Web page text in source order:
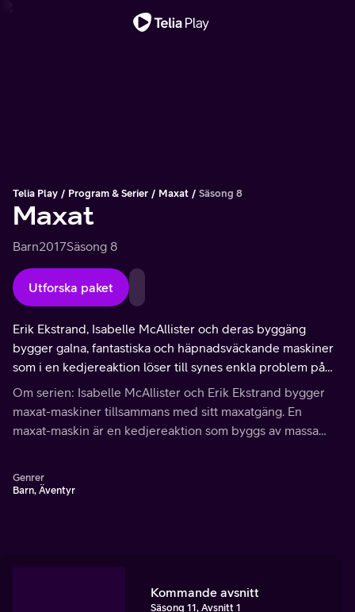
Telia Play Program & Serier Maxat Säsong 8
Maxat
Barn2017Säsong 8
Utforska paket
Erik Ekstrand, Isabelle McAllister och deras byggäng
bygger galna, fantastiska och häpnadsväckande maskiner
som i en kedjereaktion löser till synes enkla problem på
ett extremt krångligt och roligt sätt.
Om serien: Isabelle McAllister och Erik Ekstrand bygger
maxat-maskiner tillsammans med sitt maxatgäng. En
maxat-maskin är en kedjereaktion som byggs av massa
Genrer
Barn, Äventyr
Kommande avsnitt
Säsong 11, Avsnitt 1